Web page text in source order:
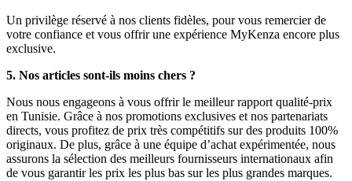
Un privilège réservé à nos clients fidèles, pour vous remercier de
votre confiance et vous offrir une expérience MyKenza encore plus
exclusive.
5. Nos articles sont-ils moins chers ?
Nous nous engageons à vous offrir le meilleur rapport qualité-prix
en Tunisie. Grâce à nos promotions exclusives et nos partenariats
directs, vous profitez de prix très compétitifs sur des produits 100%
originaux. De plus, grâce à une équipe d’achat expérimentée, nous
assurons la sélection des meilleurs fournisseurs internationaux afin
de vous garantir les prix les plus bas sur les plus grandes marques.